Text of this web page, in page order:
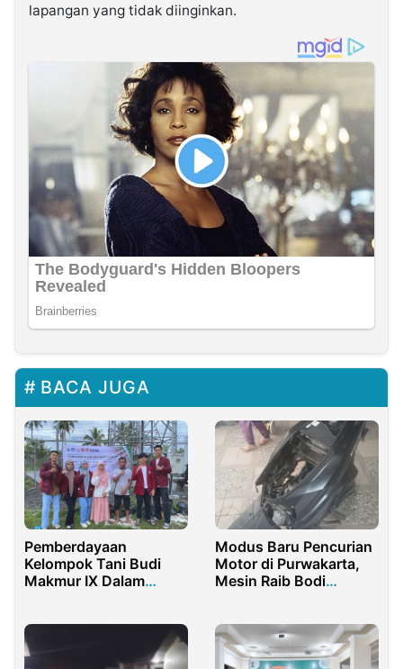
lapangan yang tidak diinginkan.
BACA JUGA
Pemberdayaan
Kelompok Tani Budi
Makmur IX Dalam
Huntu Selatan
Modus Baru Pencurian
Motor di Purwakarta,
Mesin Raib Bodi